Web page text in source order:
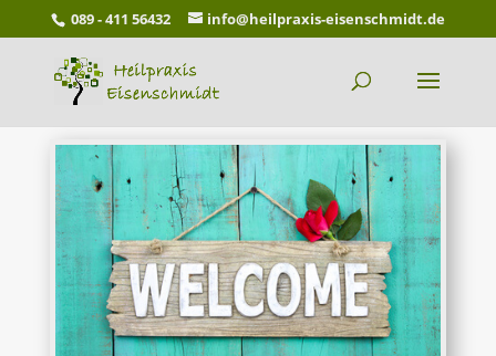
089 - 411 56432 info@heilpraxis-eisenschmidt.de